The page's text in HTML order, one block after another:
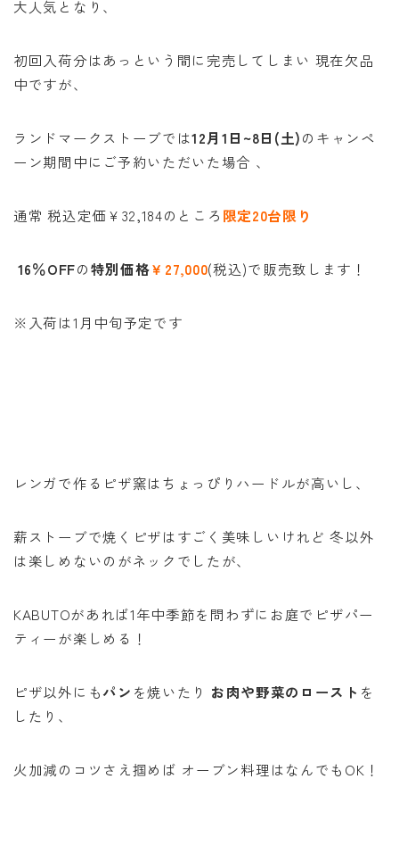
大人気となり、
初回入荷分はあっという間に完売してしまい 現在欠品
中ですが、
ランドマークストーブでは12月1日~8日(土)のキャンペ
ーン期間中にご予約いただいた場合 、
通常 税込定価￥32,184のところ 限定20台限り
16％OFFの特別価格￥27,000(税込)で販売致します！
※入荷は1月中旬予定です
レンガで作るピザ窯はちょっぴりハードルが高いし、
薪ストーブで焼くピザはすごく美味しいけれど 冬以外
は楽しめないのがネックでしたが、
KABUTOがあれば1年中季節を問わずにお庭でピザパー
ティーが楽しめる！
ピザ以外にもパン を焼いたり お肉や野菜のロースト を
したり、
火加減のコツさえ掴めば オーブン料理はなんでもOK！